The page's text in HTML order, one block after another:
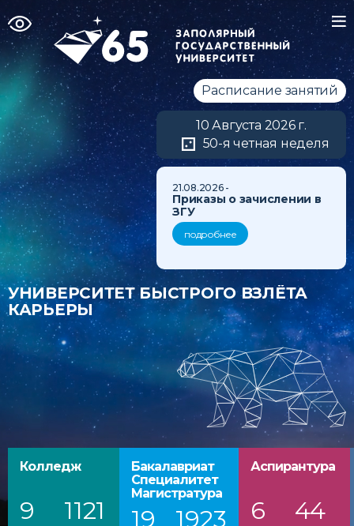
Расписание занятий
10 Августа 2026 г.
50-я четная неделя
21.08.2026 -
Приказы о зачислении в
ЗГУ
подробнее
УНИВЕРСИТЕТ БЫСТРОГО ВЗЛЁТА
КАРЬЕРЫ
Колледж
9 1121
Бакалавриат
Cпециалитет
Магистратура
19 1923
Аспирантура
6 44